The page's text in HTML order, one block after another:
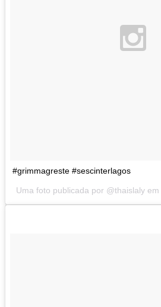
#grimmagreste #sescinterlagos
Uma foto publicada por @thaislaly em